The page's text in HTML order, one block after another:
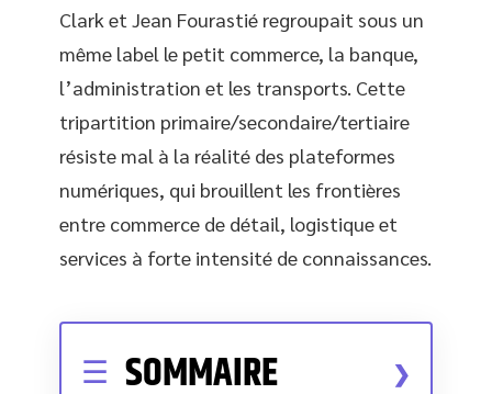
Clark et Jean Fourastié regroupait sous un
même label le petit commerce, la banque,
l’administration et les transports. Cette
tripartition primaire/secondaire/tertiaire
résiste mal à la réalité des plateformes
numériques, qui brouillent les frontières
entre commerce de détail, logistique et
services à forte intensité de connaissances.
SOMMAIRE